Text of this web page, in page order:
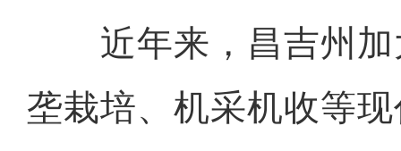
近年来，昌吉州加
垄栽培、机采机收等